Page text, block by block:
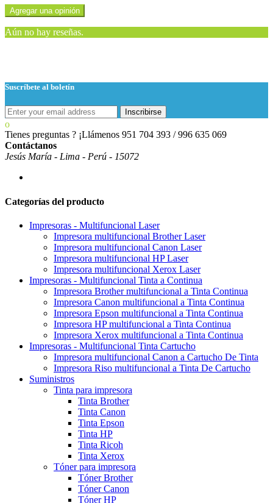
Aún no hay reseñas.
Suscríbete al boletín
Inscribirse
Tienes preguntas ? ¡Llámenos 951 704 393 / 996 635 069
Contáctanos
Jesús María - Lima - Perú - 15072
Categorías del producto
Impresoras - Multifuncional Laser
Impresora multifuncional Brother Laser
Impresora multifuncional Canon Laser
Impresora multifuncional HP Laser
Impresora multifuncional Xerox Laser
Impresoras - Multifuncional Tinta a Continua
Impresora Brother multifuncional a Tinta Continua
Impresora Canon multifuncional a Tinta Continua
Impresora Epson multifuncional a Tinta Continua
Impresora HP multifuncional a Tinta Continua
Impresora Xerox multifuncional a Tinta Continua
Impresoras - Multifuncional Tinta Cartucho
Impresora multifuncional Canon a Cartucho De Tinta
Impresora Riso multifuncional a Tinta De Cartucho
Suministros
Tinta para impresora
Tinta Brother
Tinta Canon
Tinta Epson
Tinta HP
Tinta Ricoh
Tinta Xerox
Tóner para impresora
Tóner Brother
Tóner Canon
Tóner HP